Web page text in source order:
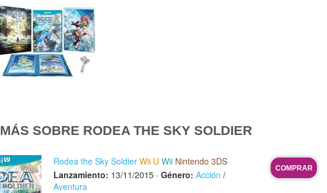
MÁS SOBRE RODEA THE SKY SOLDIER
Rodea the Sky Soldier Wii U Wii Nintendo 3DS
Lanzamiento: 13/11/2015 · Género: Acción /
Aventura
COMPRAR